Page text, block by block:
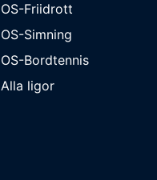
OS-Friidrott
OS-Simning
OS-Bordtennis
Alla ligor